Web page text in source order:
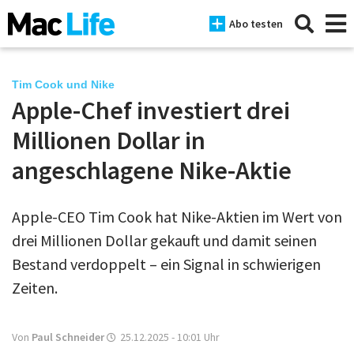
Abo testen
News
iPhone
iPad
Tests
Tipps
Tim Cook und Nike
Apple-Chef investiert drei
Millionen Dollar in
angeschlagene Nike-Aktie
Apple-CEO Tim Cook hat Nike-Aktien im Wert von
drei Millionen Dollar gekauft und damit seinen
Bestand verdoppelt – ein Signal in schwierigen
Zeiten.
Von Paul Schneider 25.12.2025 - 10:01 Uhr